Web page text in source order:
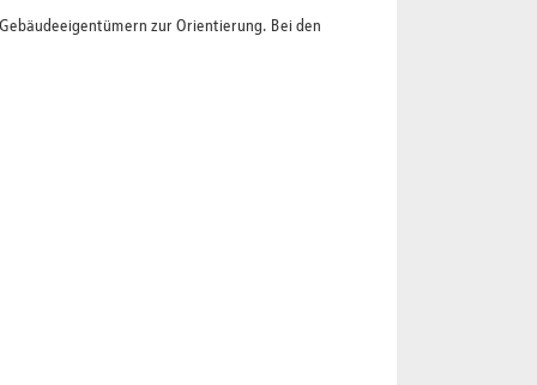
zur Orientierung. Bei den